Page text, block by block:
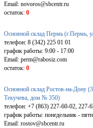
Email: novoros@sbcentr.ru
остаток: 0
Основной склад Пермь (г.Пермь,
телефон: 8 (342) 225 01 01
график работы: 9:00 - 17:00
Email: perm@rabosiz.com
остаток: 0
Основной склад Ростов-на-Дону
Текучева, дом № 350)
телефон: +7 (863) 227-60-02, 227-
график работы: понедельник -
Email: rostov@sbcentr.ru